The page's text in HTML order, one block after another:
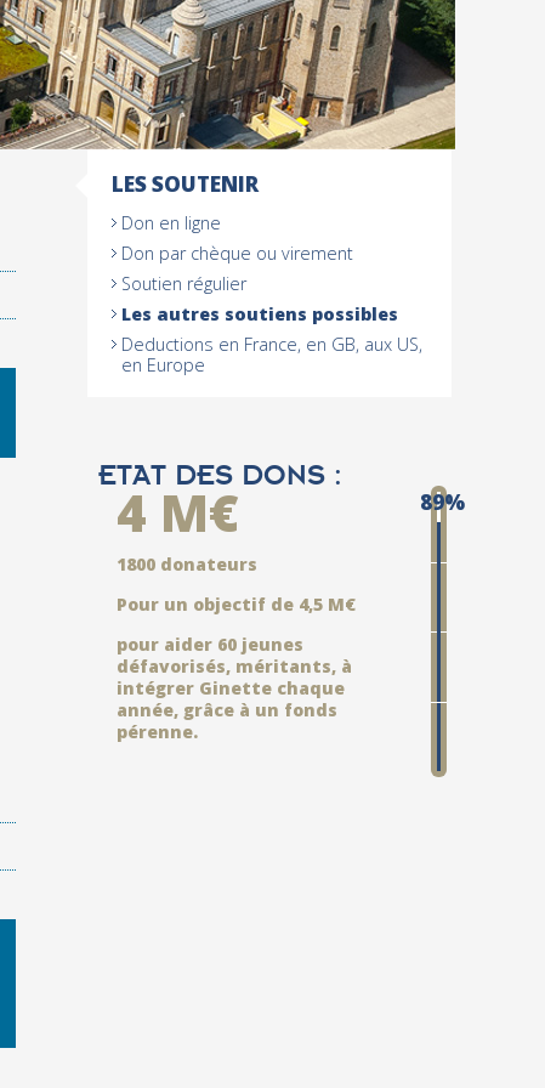
NAVIGATION
LES SOUTENIR
Don en ligne
Don par chèque ou virement
Soutien régulier
Les autres soutiens possibles
Deductions en France, en GB, aux US,
en Europe
89%
ETAT DES DONS :
4 M€
1800 donateurs
Pour un objectif de 4,5 M€
pour aider 60 jeunes
défavorisés, méritants, à
intégrer Ginette chaque
année, grâce à un fonds
pérenne.